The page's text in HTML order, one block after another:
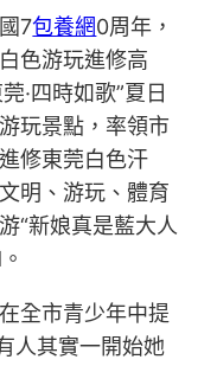
7包養網0周年，
色游玩進修高
·四時如歌”夏日
玩景點，率領市
修東莞白色汗
明、游玩、體育
“新娘真是藍大人
全市青少年中提
人其實一開始她